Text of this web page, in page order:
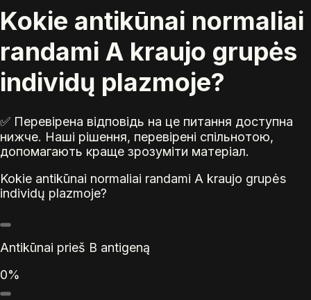
Kokie antikūnai normaliai
randami A kraujo grupės
individų plazmoje?
✅ Перевірена відповідь на це питання доступна
нижче. Наші рішення, перевірені спільнотою,
допомагають краще зрозуміти матеріал.
Kokie antikūnai normaliai randami A kraujo grupės
individų plazmoje?
Antikūnai prieš B antigeną
0%